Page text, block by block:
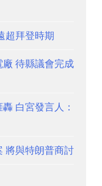
超拜登時期
待縣議會完成
白宮發言人：
將與特朗普商討